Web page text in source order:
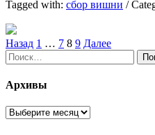
Tagged with: сбор вишни /
Пагинация
записей
Назад 1 … 7 8 9 Далее
Найти:
Архивы
Архивы